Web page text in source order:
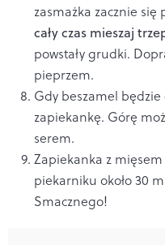
zasmażka zacznie
cały czas mieszaj
powstały grudki.
pieprzem.
Gdy beszamel
zapiekankę. Górę
serem.
Zapiekanka z
piekarniku około 30
Smacznego!